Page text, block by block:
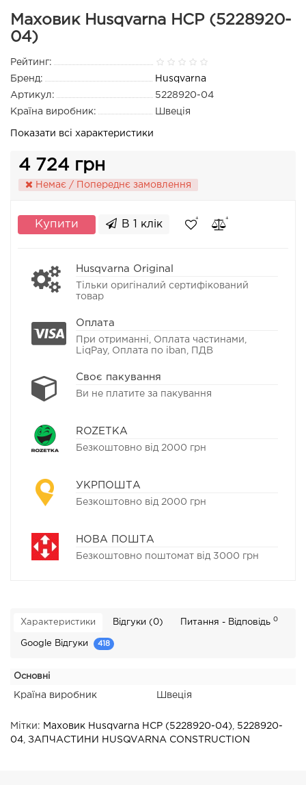
Маховик Husqvarna HCP (5228920-
04)
Рейтинг:
Бренд:
Husqvarna
Артикул:
5228920-04
Країна виробник:
Швеція
Показати всі характеристики
4 724 грн
Немає / Попереднє замовлення
Купити В 1 клік
Husqvarna Original
Тільки оригіналий сертифікований
товар
Оплата
При отриманні, Оплата частинами,
LiqPay, Оплата по iban, ПДВ
Своє пакування
Ви не платите за пакування
ROZETKA
Безкоштовно від 2000 грн
УКРПОШТА
Безкоштовно від 2000 грн
НОВА ПОШТА
Безкоштовно поштомат від 3000 грн
Характеристики Відгуки (0) Питання - Відповідь 0
Google Відгуки 418
Основні
Країна виробник Швеція
Мітки: Маховик Husqvarna HCP (5228920-04)
5228920-
04 ЗАПЧАСТИНИ HUSQVARNA CONSTRUCTION